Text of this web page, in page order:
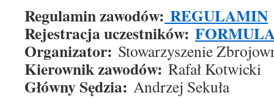
Regulamin zawodów: REGULAMIN
Rejestracja uczestników:
Organizator: Stowarzyszenie
Kierownik zawodów: Rafał Kotwicki
Główny Sędzia: Andrzej Sekuła